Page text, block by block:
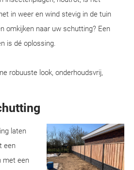
in weer en wind stevig in de tuin
omkijken naar uw schutting? Een
is dé oplossing.
robuuste look, onderhoudsvrij,
laten
een
met een